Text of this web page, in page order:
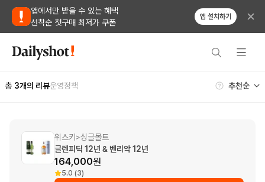
앱에서만 받을 수 있는 혜택
선착순 첫구매 최저가 쿠폰
앱 설치하기
총 3개의 리뷰운영정책
위스키 >싱글몰트
글렌피딕 12년 & 벤리악 12년
164,000원
5.0 (3)